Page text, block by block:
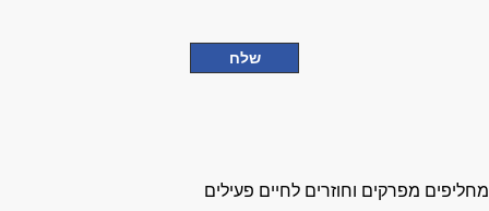
מחליפים מפרקים וחוזרים לחיים פעילים